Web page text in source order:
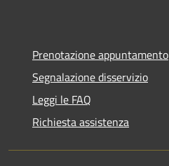
Prenotazione appuntamento
Segnalazione disservizio
Leggi le FAQ
Richiesta assistenza